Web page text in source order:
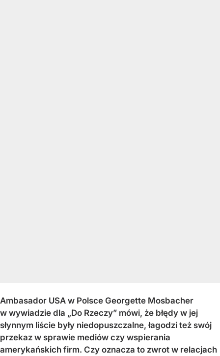
Ambasador USA w Polsce Georgette Mosbacher
w wywiadzie dla „Do Rzeczy” mówi, że błędy w jej
słynnym liście były niedopuszczalne, łagodzi też swój
przekaz w sprawie mediów czy wspierania
amerykańskich firm. Czy oznacza to zwrot w relacjach